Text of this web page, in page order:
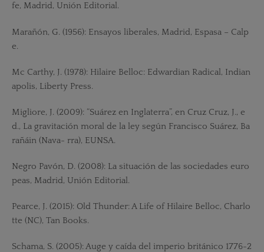
fe, Madrid, Unión Editorial.
Marañón, G. (1956): Ensayos liberales, Madrid, Espasa – Calp
e.
Mc Carthy, J. (1978): Hilaire Belloc: Edwardian Radical, Indian
apolis, Liberty Press.
Migliore, J. (2009): “Suárez en Inglaterra”, en Cruz Cruz, J., e
d., La gravitación moral de la ley según Francisco Suárez, Ba
rañáin (Nava- rra), EUNSA.
Negro Pavón, D. (2008): La situación de las sociedades euro
peas, Madrid, Unión Editorial.
Pearce, J. (2015): Old Thunder: A Life of Hilaire Belloc, Charlo
tte (NC), Tan Books.
Schama, S. (2005): Auge y caída del imperio británico 1776-2